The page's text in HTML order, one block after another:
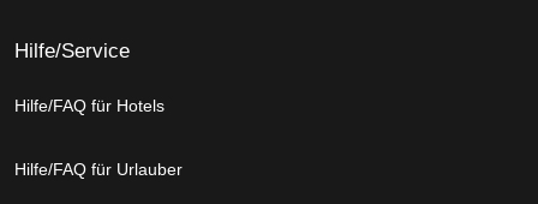
Hilfe/Service
Hilfe/FAQ für Hotels
Hilfe/FAQ für Urlauber